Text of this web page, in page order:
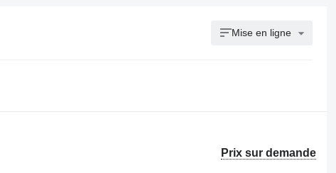
Mise en ligne
Prix sur demande